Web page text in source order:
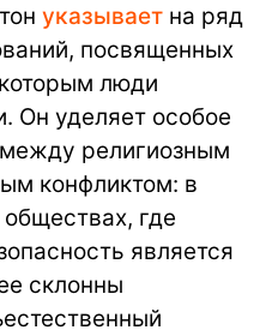
указывает на ряд
посвященных
люди
Он уделяет особое
религиозным
конфликтом: в
где
является
склонны